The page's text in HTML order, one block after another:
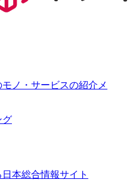
ノ・サービスの紹介メ
グ
本総合情報サイト